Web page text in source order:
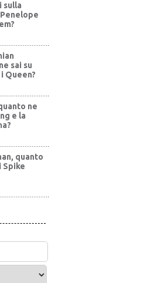
sulla
sai su
Queen?
ne
e la
quanto
Spike